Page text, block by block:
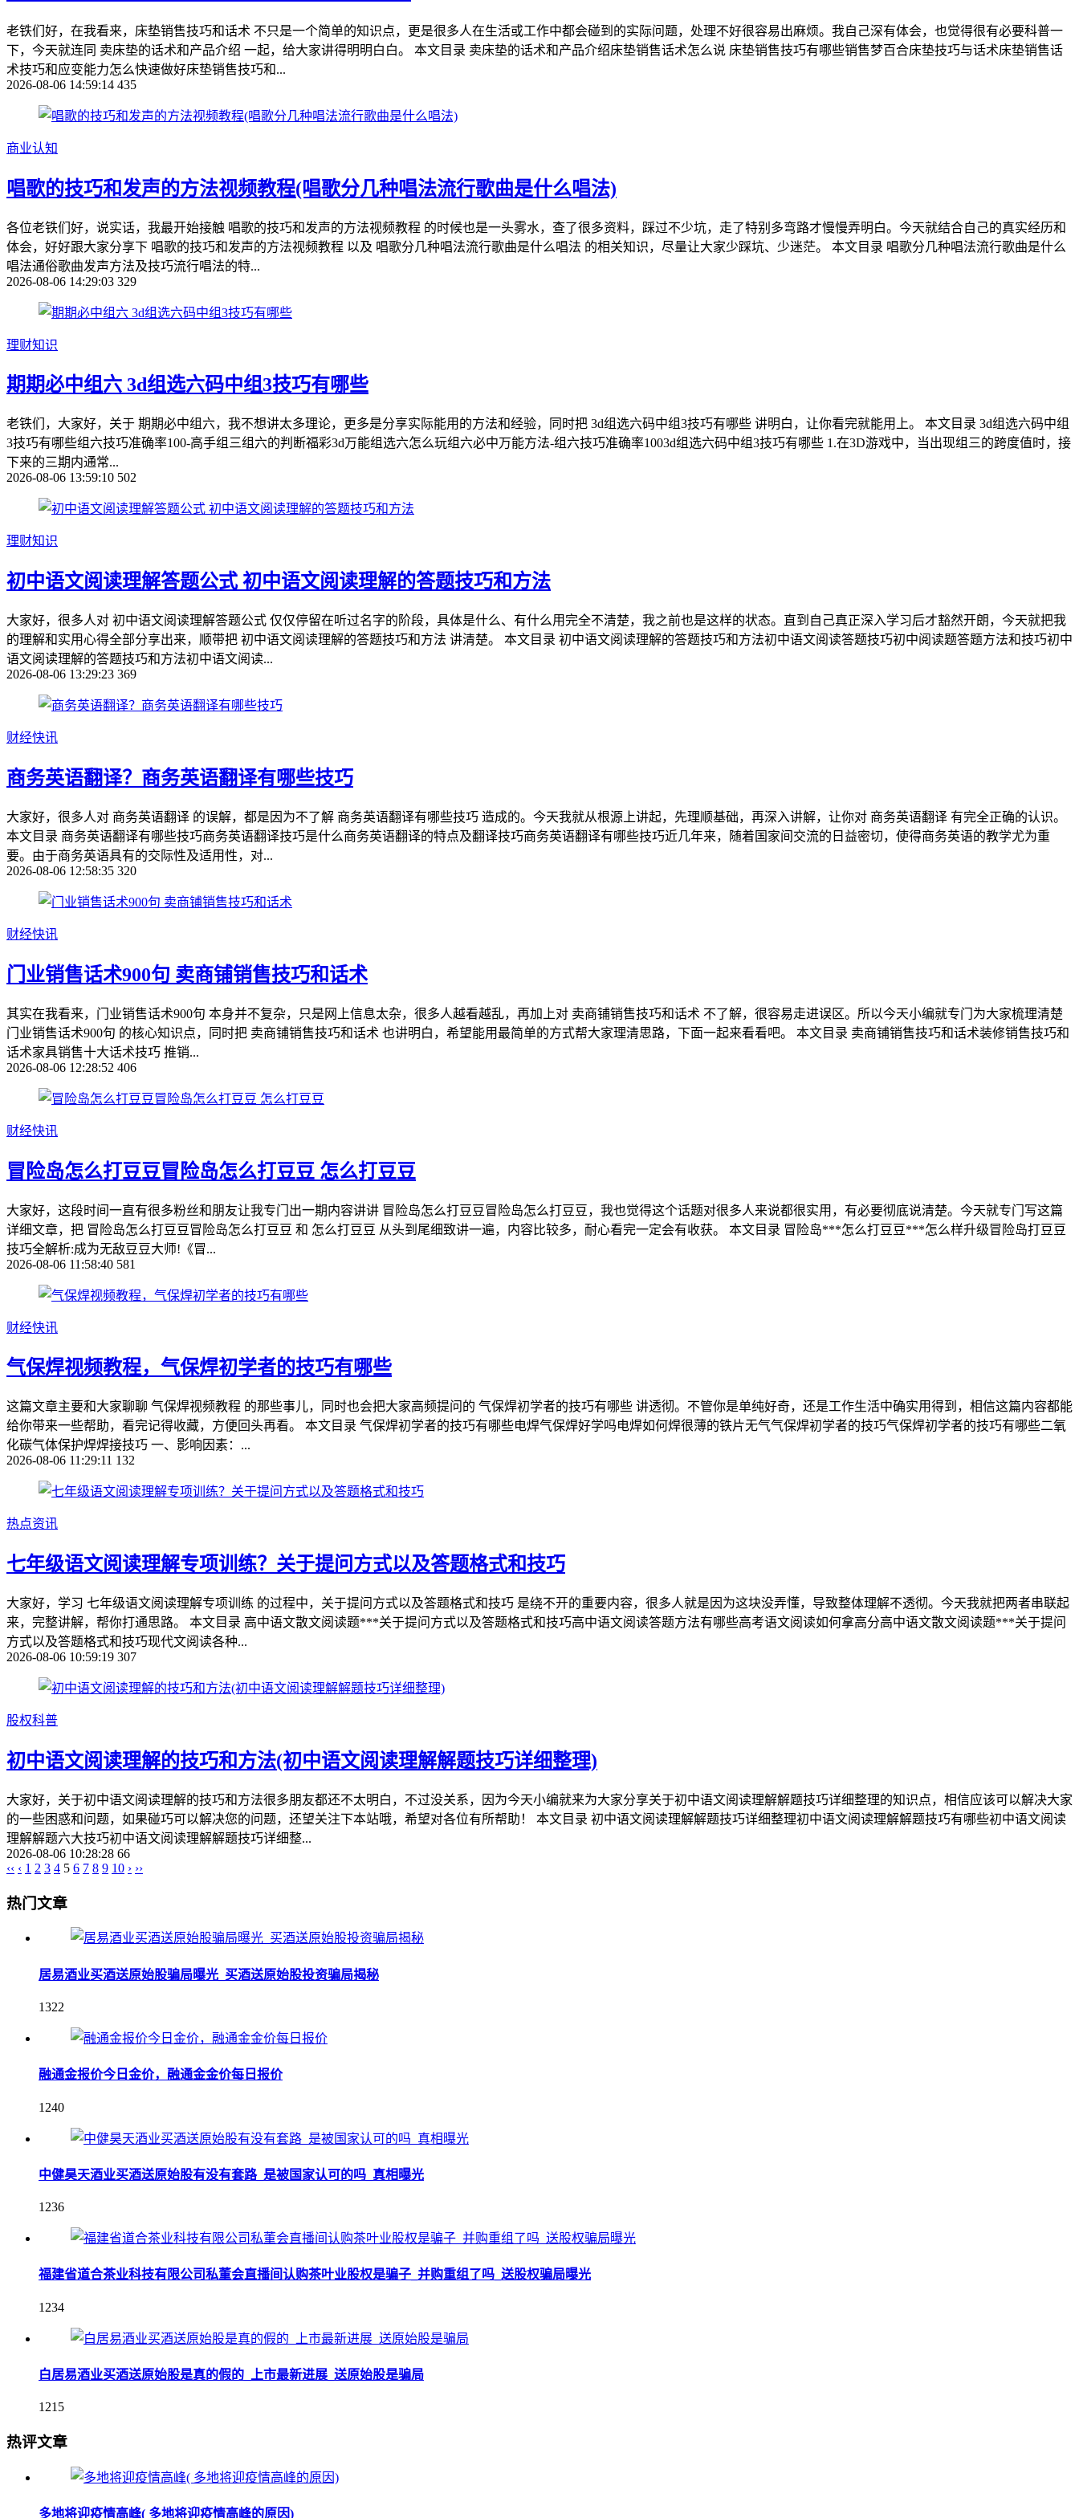
老铁们好，在我看来，床垫销售技巧和话术 不只是一个简单的知识点，更是很多人在生活或工作中都会碰到的实际问题，处理不好很容易出麻烦。我自己深有体会，也觉得很有必要科普一
下，今天就连同 卖床垫的话术和产品介绍 一起，给大家讲得明明白白。 本文目录 卖床垫的话术和产品介绍床垫销售话术怎么说 床垫销售技巧有哪些销售梦百合床垫技巧与话术床垫销售话
术技巧和应变能力怎么快速做好床垫销售技巧和...
2026-08-06 14:59:14 435
商业认知
唱歌的技巧和发声的方法视频教程(唱歌分几种唱法流行歌曲是什么唱法)
各位老铁们好，说实话，我最开始接触 唱歌的技巧和发声的方法视频教程 的时候也是一头雾水，查了很多资料，踩过不少坑，走了特别多弯路才慢慢弄明白。今天就结合自己的真实经历和
体会，好好跟大家分享下 唱歌的技巧和发声的方法视频教程 以及 唱歌分几种唱法流行歌曲是什么唱法 的相关知识，尽量让大家少踩坑、少迷茫。 本文目录 唱歌分几种唱法流行歌曲是什么
唱法通俗歌曲发声方法及技巧流行唱法的特...
2026-08-06 14:29:03 329
理财知识
期期必中组六 3d组选六码中组3技巧有哪些
老铁们，大家好，关于 期期必中组六，我不想讲太多理论，更多是分享实际能用的方法和经验，同时把 3d组选六码中组3技巧有哪些 讲明白，让你看完就能用上。 本文目录 3d组选六码中组
3技巧有哪些组六技巧准确率100-高手组三组六的判断福彩3d万能组选六怎么玩组六必中万能方法-组六技巧准确率1003d组选六码中组3技巧有哪些 1.在3D游戏中，当出现组三的跨度值时，接
下来的三期内通常...
2026-08-06 13:59:10 502
理财知识
初中语文阅读理解答题公式 初中语文阅读理解的答题技巧和方法
大家好，很多人对 初中语文阅读理解答题公式 仅仅停留在听过名字的阶段，具体是什么、有什么用完全不清楚，我之前也是这样的状态。直到自己真正深入学习后才豁然开朗，今天就把我
的理解和实用心得全部分享出来，顺带把 初中语文阅读理解的答题技巧和方法 讲清楚。 本文目录 初中语文阅读理解的答题技巧和方法初中语文阅读答题技巧初中阅读题答题方法和技巧初中
语文阅读理解的答题技巧和方法初中语文阅读...
2026-08-06 13:29:23 369
财经快讯
商务英语翻译？商务英语翻译有哪些技巧
大家好，很多人对 商务英语翻译 的误解，都是因为不了解 商务英语翻译有哪些技巧 造成的。今天我就从根源上讲起，先理顺基础，再深入讲解，让你对 商务英语翻译 有完全正确的认识。
本文目录 商务英语翻译有哪些技巧商务英语翻译技巧是什么商务英语翻译的特点及翻译技巧商务英语翻译有哪些技巧近几年来，随着国家间交流的日益密切，使得商务英语的教学尤为重
要。由于商务英语具有的交际性及适用性，对...
2026-08-06 12:58:35 320
财经快讯
门业销售话术900句 卖商铺销售技巧和话术
其实在我看来，门业销售话术900句 本身并不复杂，只是网上信息太杂，很多人越看越乱，再加上对 卖商铺销售技巧和话术 不了解，很容易走进误区。所以今天小编就专门为大家梳理清楚
门业销售话术900句 的核心知识点，同时把 卖商铺销售技巧和话术 也讲明白，希望能用最简单的方式帮大家理清思路，下面一起来看看吧。 本文目录 卖商铺销售技巧和话术装修销售技巧和
话术家具销售十大话术技巧 推销...
2026-08-06 12:28:52 406
财经快讯
冒险岛怎么打豆豆冒险岛怎么打豆豆 怎么打豆豆
大家好，这段时间一直有很多粉丝和朋友让我专门出一期内容讲讲 冒险岛怎么打豆豆冒险岛怎么打豆豆，我也觉得这个话题对很多人来说都很实用，有必要彻底说清楚。今天就专门写这篇
详细文章，把 冒险岛怎么打豆豆冒险岛怎么打豆豆 和 怎么打豆豆 从头到尾细致讲一遍，内容比较多，耐心看完一定会有收获。 本文目录 冒险岛***怎么打豆豆***怎么样升级冒险岛打豆豆
技巧全解析:成为无敌豆豆大师!《冒...
2026-08-06 11:58:40 581
财经快讯
气保焊视频教程，气保焊初学者的技巧有哪些
这篇文章主要和大家聊聊 气保焊视频教程 的那些事儿，同时也会把大家高频提问的 气保焊初学者的技巧有哪些 讲透彻。不管你是单纯好奇，还是工作生活中确实用得到，相信这篇内容都能
给你带来一些帮助，看完记得收藏，方便回头再看。 本文目录 气保焊初学者的技巧有哪些电焊气保焊好学吗电焊如何焊很薄的铁片无气气保焊初学者的技巧气保焊初学者的技巧有哪些二氧
化碳气体保护焊焊接技巧 一、影响因素：...
2026-08-06 11:29:11 132
热点资讯
七年级语文阅读理解专项训练？关于提问方式以及答题格式和技巧
大家好，学习 七年级语文阅读理解专项训练 的过程中，关于提问方式以及答题格式和技巧 是绕不开的重要内容，很多人就是因为这块没弄懂，导致整体理解不透彻。今天我就把两者串联起
来，完整讲解，帮你打通思路。 本文目录 高中语文散文阅读题***关于提问方式以及答题格式和技巧高中语文阅读答题方法有哪些高考语文阅读如何拿高分高中语文散文阅读题***关于提问
方式以及答题格式和技巧现代文阅读各种...
2026-08-06 10:59:19 307
股权科普
初中语文阅读理解的技巧和方法(初中语文阅读理解解题技巧详细整理)
大家好，关于初中语文阅读理解的技巧和方法很多朋友都还不太明白，不过没关系，因为今天小编就来为大家分享关于初中语文阅读理解解题技巧详细整理的知识点，相信应该可以解决大家
的一些困惑和问题，如果碰巧可以解决您的问题，还望关注下本站哦，希望对各位有所帮助！ 本文目录 初中语文阅读理解解题技巧详细整理初中语文阅读理解解题技巧有哪些初中语文阅读
理解解题六大技巧初中语文阅读理解解题技巧详细整...
2026-08-06 10:28:28 66
‹‹ ‹ 1 2 3 4 5 6 7 8 9 10 › ››
热门文章
居易酒业买酒送原始股骗局曝光_买酒送原始股投资骗局揭秘
1322
融通金报价今日金价，融通金金价每日报价
1240
中健昊天酒业买酒送原始股有没有套路_是被国家认可的吗_真相曝光
1236
福建省道合茶业科技有限公司私董会直播间认购茶叶业股权是骗子_并购重组了吗_送股权骗局曝光
1234
白居易酒业买酒送原始股是真的假的_上市最新进展_送原始股是骗局
1215
热评文章
多地将迎疫情高峰( 多地将迎疫情高峰的原因)